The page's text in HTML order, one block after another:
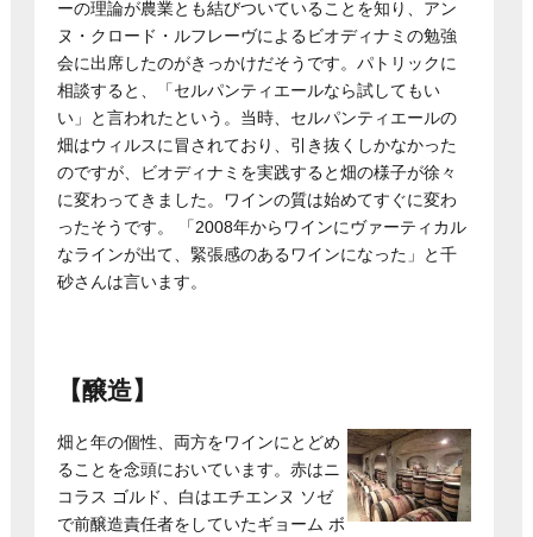
ーの理論が農業とも結びついていることを知り、アン
ヌ・クロード・ルフレーヴによるビオディナミの勉強
会に出席したのがきっかけだそうです。パトリックに
相談すると、「セルパンティエールなら試してもい
い」と言われたという。当時、セルパンティエールの
畑はウィルスに冒されており、引き抜くしかなかった
のですが、ビオディナミを実践すると畑の様子が徐々
に変わってきました。ワインの質は始めてすぐに変わ
ったそうです。 「2008年からワインにヴァーティカル
なラインが出て、緊張感のあるワインになった」と千
砂さんは言います。
【醸造】
畑と年の個性、両方をワインにとどめ
ることを念頭においています。赤はニ
コラス ゴルド、白はエチエンヌ ソゼ
で前醸造責任者をしていたギョーム ボ